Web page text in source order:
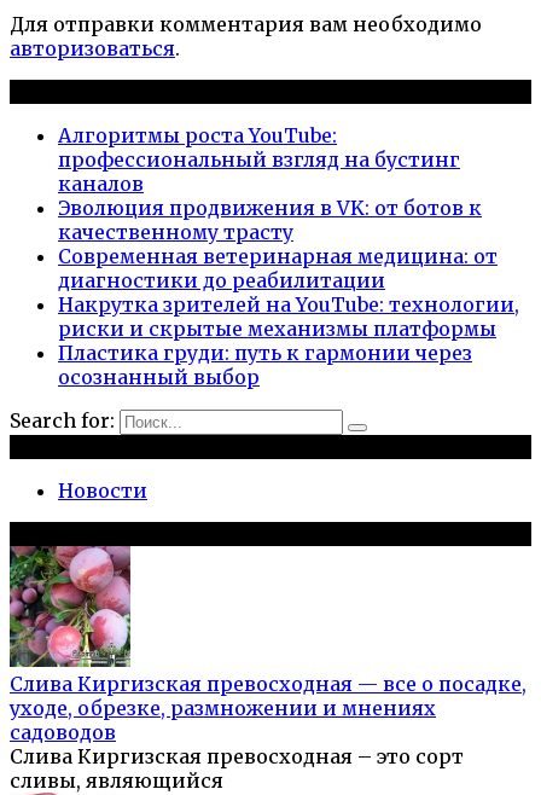
Для отправки комментария вам необходимо
авторизоваться.
Алгоритмы роста YouTube:
профессиональный взгляд на бустинг
каналов
Эволюция продвижения в VK: от ботов к
качественному трасту
Современная ветеринарная медицина: от
диагностики до реабилитации
Накрутка зрителей на YouTube: технологии,
риски и скрытые механизмы платформы
Пластика груди: путь к гармонии через
осознанный выбор
Search for:
Новости
Слива Киргизская превосходная — все о посадке,
уходе, обрезке, размножении и мнениях
садоводов
Слива Киргизская превосходная – это сорт
сливы, являющийся